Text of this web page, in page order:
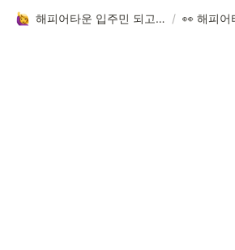
해피어타운 입주민 되고 싶은 사람?! /